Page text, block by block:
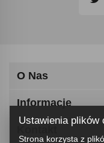
O Nas
Informacje
Ustawienia plików
Strona korzysta z